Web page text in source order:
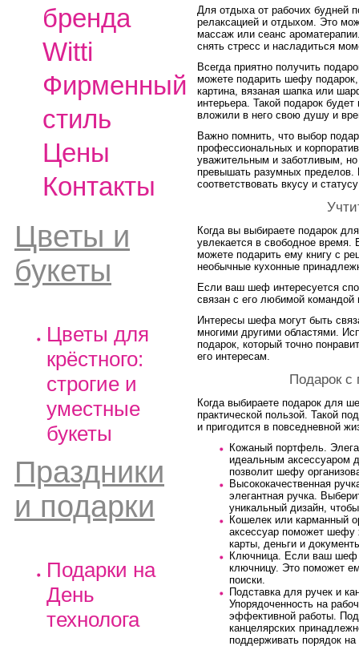
бренда
Witti
Фирменный
стиль
Цены
Контакты
Цветы и
букеты
Цветы для
крёстного:
строгие и
уместные
букеты
Праздники
и подарки
Подарки на
День
технолога
Для отдыха от рабочих будней
релаксацией и отдыхом. Это
массаж или сеанс
снять стресс и насладиться
Всегда приятно получить
можете подарить шефу
картина, вязаная шапка или
интерьера. Такой подарок
вложили в него свою душу и
Важно помнить, что выбор
профессиональных и
уважительным и заботливым,
превышать разумных
соответствовать вкусу и
Когда вы выбираете подарок
увлекается в свободное время.
можете подарить ему книгу с
необычные кухонные
Если ваш шеф интересуется
связан с его любимой
Интересы шефа могут быть
многими другими областями.
подарок, который точно
его интересам.
Подарок с
Когда выбираете подарок для
практической пользой. Такой
и пригодится в повседневной
Кожаный портфель.
идеальным аксессуаром
позволит шефу
Высококачественная
элегантная ручка.
уникальный дизайн,
Кошелек или карманный
аксессуар поможет шефу
карты, деньги и
Ключница. Если ваш шеф
ключницу. Это поможет
поиски.
Подставка для ручек и
Упорядоченность на
эффективной работы.
канцелярских
поддерживать порядок